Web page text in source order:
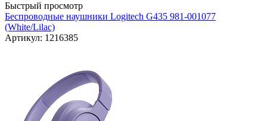
Быстрый просмотр
Беспроводные наушники Logitech G435 981-001077
(White/Lilac)
Артикул: 1216385